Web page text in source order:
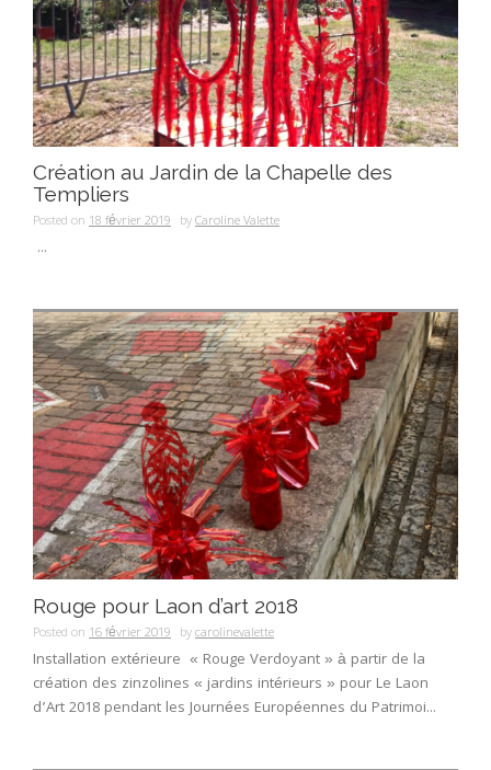
Création au Jardin de la Chapelle des
Templiers
Posted on 18 février 2019 byCaroline Valette
...
Rouge pour Laon d’art 2018
Posted on 16 février 2019 bycarolinevalette
Installation extérieure « Rouge Verdoyant » à partir de la
création des zinzolines « jardins intérieurs » pour Le Laon
d’Art 2018 pendant les Journées Européennes du Patrimoi...